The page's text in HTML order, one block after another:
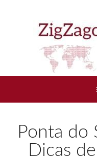
Ponta do
Dicas